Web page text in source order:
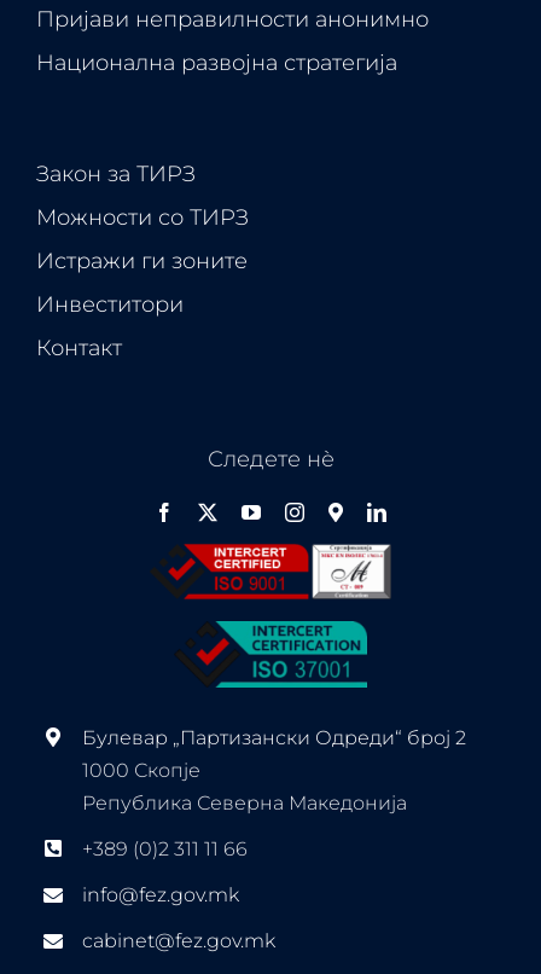
Пријави неправилности анонимно
Национална развојна стратегија
Закон за ТИРЗ
Можности со ТИРЗ
Истражи ги зоните
Инвеститори
Контакт
Следете нѐ
Булевар „Партизански Одреди“ број 2
1000 Скопје
Република Северна Македонија
+389 (0)2 311 11 66
info@fez.gov.mk
cabinet@fez.gov.mk